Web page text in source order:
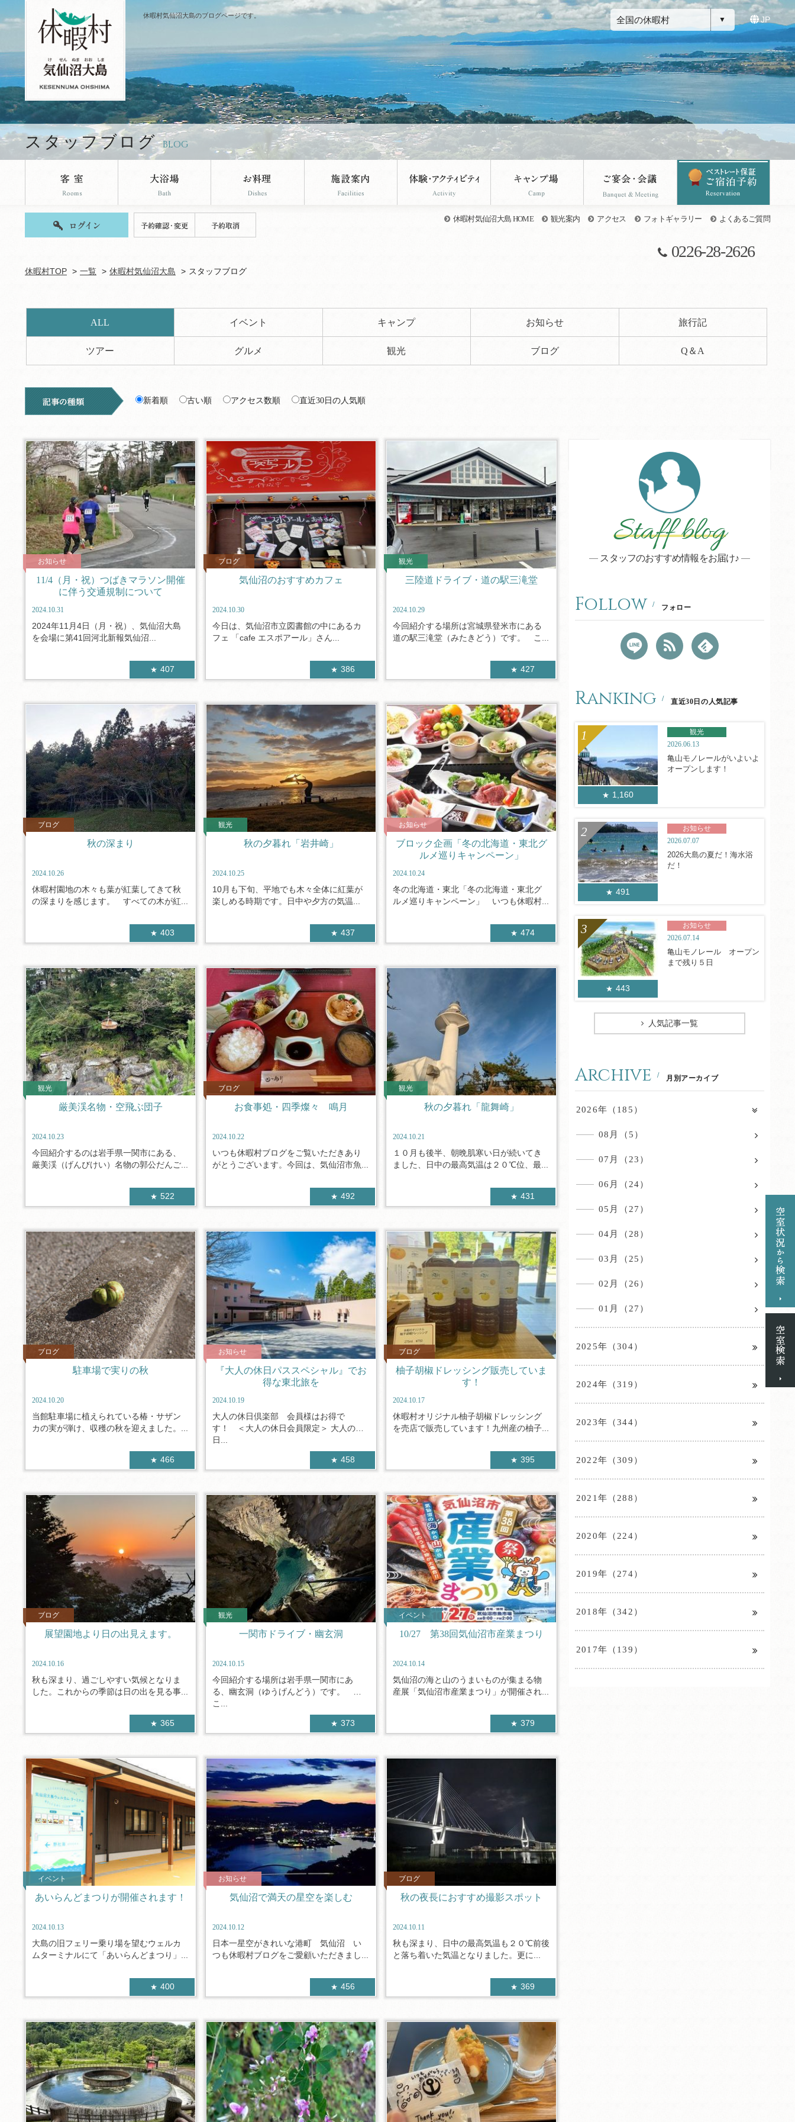
休暇村気仙沼大島のブログページです。 全国の休暇村 JP
スタッフブログ BLOG
休暇村気仙沼大島 HOME 観光案内 アクセス フォトギャラリー よくあるご質問
0226-28-2626
休暇村TOP 一覧 休暇村気仙沼大島 スタッフブログ
ALL イベント キャンプ お知らせ 旅行記
ツアー グルメ 観光 ブログ Q＆A
新着順 古い順 アクセス数順 直近30日の人気順
お知らせ
11/4（月・祝）つばきマラソン開催
に伴う交通規制について
2024.10.31
2024年11月4日（月・祝）、気仙沼大島
を会場に第41回河北新報気仙沼...
407
ブログ
気仙沼のおすすめカフェ
2024.10.30
今日は、気仙沼市立図書館の中にあるカ
フェ 「cafe エスポアール」さん...
386
観光
三陸道ドライブ・道の駅三滝堂
2024.10.29
今回紹介する場所は宮城県登米市にある
道の駅三滝堂（みたきどう）です。 こ...
427
ブログ
秋の深まり
2024.10.26
休暇村園地の木々も葉が紅葉してきて秋
の深まりを感じます。 すべての木が紅...
403
観光
秋の夕暮れ「岩井崎」
2024.10.25
10月も下旬、平地でも木々全体に紅葉が
楽しめる時期です。日中や夕方の気温...
437
お知らせ
ブロック企画「冬の北海道・東北グ
ルメ巡りキャンペーン」
2024.10.24
冬の北海道・東北「冬の北海道・東北グ
ルメ巡りキャンペーン」 いつも休暇村...
474
観光
厳美渓名物・空飛ぶ団子
2024.10.23
今回紹介するのは岩手県一関市にある、
厳美渓（げんびけい）名物の郭公だんご...
522
ブログ
お食事処・四季燦々 鳴月
2024.10.22
いつも休暇村ブログをご覧いただきあり
がとうございます。今回は、気仙沼市魚...
492
観光
秋の夕暮れ「龍舞崎」
2024.10.21
１０月も後半、朝晩肌寒い日が続いてき
ました、日中の最高気温は２０℃位、最...
431
ブログ
駐車場で実りの秋
2024.10.20
当館駐車場に植えられている椿・サザン
カの実が弾け、収穫の秋を迎えました。...
466
お知らせ
『大人の休日パススペシャル』でお
得な東北旅を
2024.10.19
大人の休日倶楽部 会員様はお得で
す！ ＜大人の休日会員限定＞ 大人の休
日...
458
ブログ
柚子胡椒ドレッシング販売していま
す！
2024.10.17
休暇村オリジナル柚子胡椒ドレッシング
を売店で販売しています！九州産の柚子...
395
ブログ
展望園地より日の出見えます。
2024.10.16
秋も深まり、過ごしやすい気候となりま
した。これからの季節は日の出を見る事...
365
観光
一関市ドライブ・幽玄洞
2024.10.15
今回紹介する場所は岩手県一関市にあ
る、幽玄洞（ゆうげんどう）です。 こ
こ...
373
イベント
10/27 第38回気仙沼市産業まつり
2024.10.14
気仙沼の海と山のうまいものが集まる物
産展「気仙沼市産業まつり」が開催され...
379
イベント
あいらんどまつりが開催されます！
2024.10.13
大島の旧フェリー乗り場を望むウェルカ
ムターミナルにて「あいらんどまつり」...
400
お知らせ
気仙沼で満天の星空を楽しむ
2024.10.12
日本一星空がきれいな港町 気仙沼 い
つも休暇村ブログをご愛顧いただきまし...
456
ブログ
秋の夜長におすすめ撮影スポット
2024.10.11
秋も深まり、日中の最高気温も２０℃前後
と落ち着いた気温となりました。更に...
369
Staff blog
スタッフのおすすめ情報をお届け♪
Follow フォロー
Ranking 直近30日の人気記事
1,160
観光
2026.06.13
亀山モノレールがいよいよ
オープンします！
491
お知らせ
2026.07.07
2026大島の夏だ！海水浴
だ！
443
お知らせ
2026.07.14
亀山モノレール オープン
まで残り５日
人気記事一覧
Archive 月別アーカイブ
2026年（185）
08月（5）
07月（23）
06月（24）
05月（27）
04月（28）
03月（25）
02月（26）
01月（27）
2025年（304）
2024年（319）
2023年（344）
2022年（309）
2021年（288）
2020年（224）
2019年（274）
2018年（342）
2017年（139）